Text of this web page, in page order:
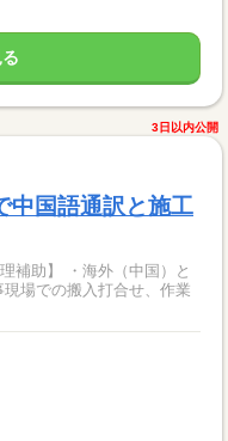
3日以内公開
中国語通訳と施工
補助】 ・海外（中国）と
場での搬入打合せ、作業